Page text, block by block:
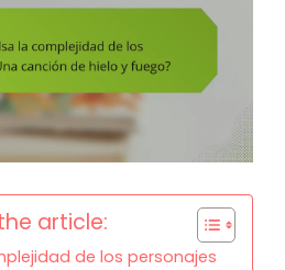
article:
de los personajes